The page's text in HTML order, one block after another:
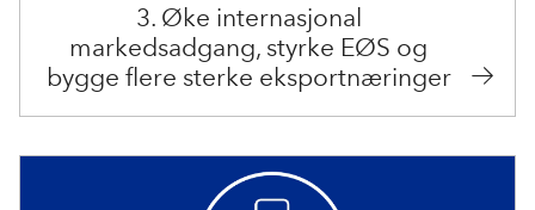
3. Øke internasjonal
markedsadgang, styrke EØS og
bygge flere sterke eksportnæringer